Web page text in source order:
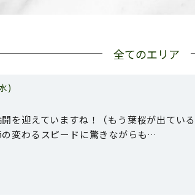
全てのエリア
)
を迎えていますね！（もう葉桜が出てい
変わるスピードに驚きながらも…